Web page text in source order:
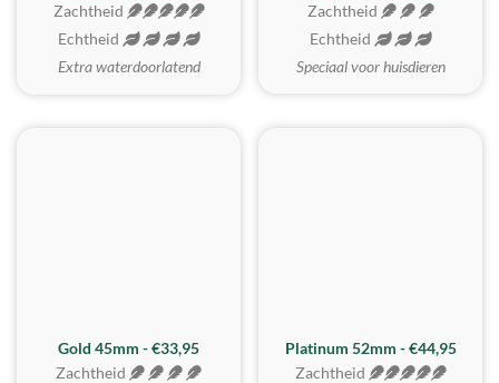
Zachtheid
Echtheid
Extra waterdoorlatend
Zachtheid
Echtheid
Speciaal voor huisdieren
REALISTISCH
Gold 45mm - €33,95
Zachtheid
ZACHTSTE
Platinum 52mm - €44,95
Zachtheid